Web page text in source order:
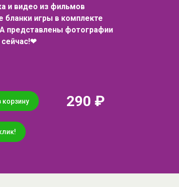
и видео из фильмов
бланки игры в комплекте
представлены фотографии
сейчас!❤
корзину 290 ₽